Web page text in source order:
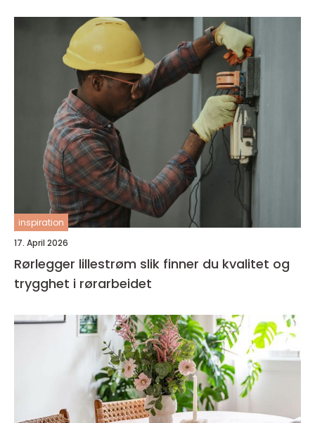
inspiration
17. April 2026
Rørlegger lillestrøm slik finner du kvalitet og
trygghet i rørarbeidet